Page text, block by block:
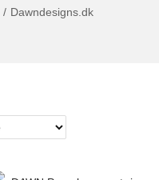
/ Dawndesigns.dk